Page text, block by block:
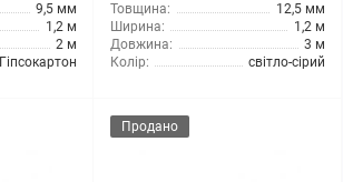
9,5 мм
1,2 м
2 м
Гіпсокартон
Товщина:
12,5 мм
Ширина:
1,2 м
Довжина:
3 м
Колір:
світло-сірий
Продано